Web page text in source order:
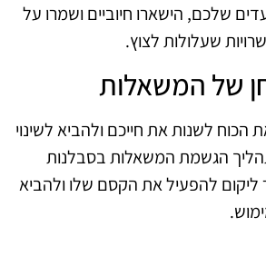
שלכם, הישארו חיוביים ושמרו על
שעלולות לצוץ.
של המשאלות
לשנות את חייכם ולהביא לשינוי
תהליך הגשמת המשאלות בסבלנות
להפעיל את הקסם שלו ולהביא